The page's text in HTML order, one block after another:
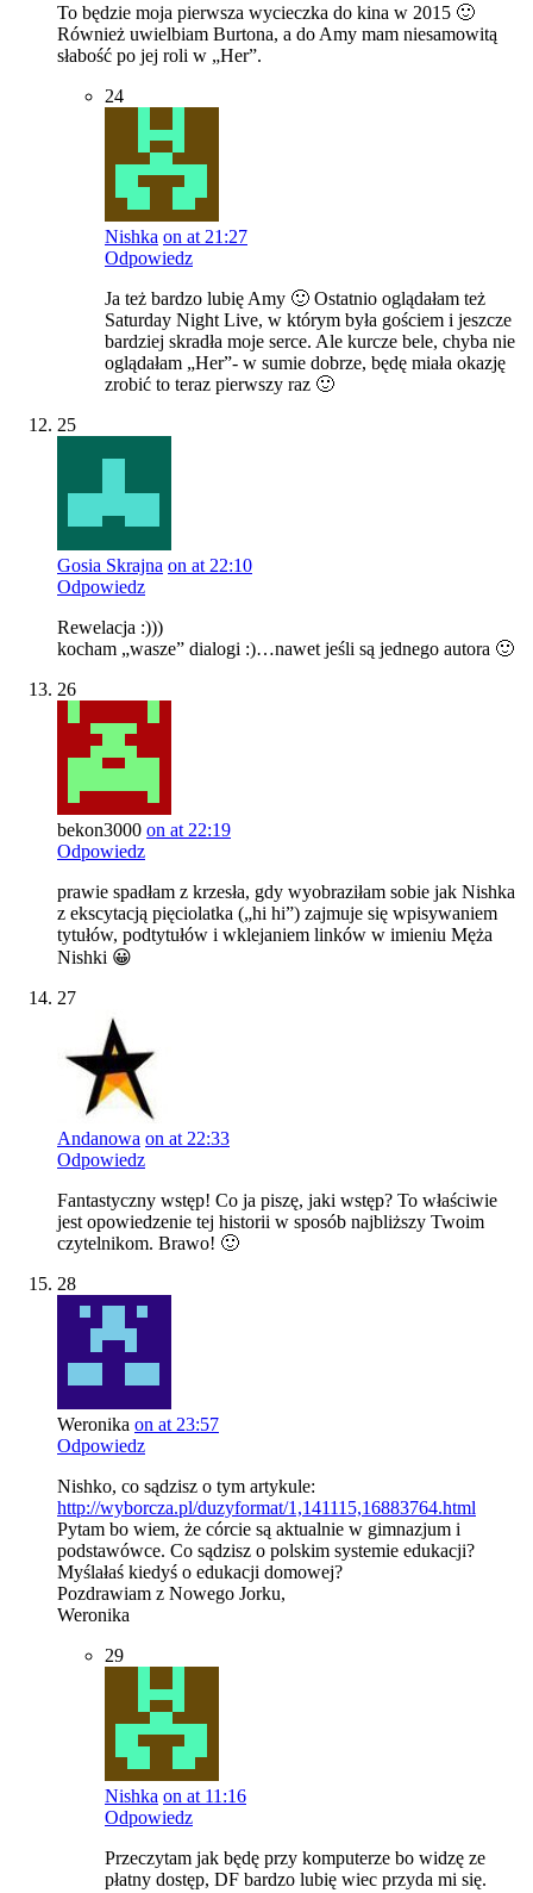
To będzie moja pierwsza wycieczka do kina w 2015 🙂
Również uwielbiam Burtona, a do Amy mam niesamowitą
słabość po jej roli w „Her”.
24
Nishka on at 21:27
Odpowiedz
Ja też bardzo lubię Amy 🙂 Ostatnio oglądałam też
Saturday Night Live, w którym była gościem i jeszcze
bardziej skradła moje serce. Ale kurcze bele, chyba nie
oglądałam „Her”- w sumie dobrze, będę miała okazję
zrobić to teraz pierwszy raz 🙂
25
Gosia Skrajna on at 22:10
Odpowiedz
Rewelacja :)))
kocham „wasze” dialogi :)…nawet jeśli są jednego autora 🙂
26
bekon3000 on at 22:19
Odpowiedz
prawie spadłam z krzesła, gdy wyobraziłam sobie jak Nishka
z ekscytacją pięciolatka („hi hi”) zajmuje się wpisywaniem
tytułów, podtytułów i wklejaniem linków w imieniu Męża
Nishki 😀
27
Andanowa on at 22:33
Odpowiedz
Fantastyczny wstęp! Co ja piszę, jaki wstęp? To właściwie
jest opowiedzenie tej historii w sposób najbliższy Twoim
czytelnikom. Brawo! 🙂
28
Weronika on at 23:57
Odpowiedz
Nishko, co sądzisz o tym artykule:
http://wyborcza.pl/duzyformat/1,141115,16883764.html
Pytam bo wiem, że córcie są aktualnie w gimnazjum i
podstawówce. Co sądzisz o polskim systemie edukacji?
Myślałaś kiedyś o edukacji domowej?
Pozdrawiam z Nowego Jorku,
Weronika
29
Nishka on at 11:16
Odpowiedz
Przeczytam jak będę przy komputerze bo widzę ze
płatny dostęp, DF bardzo lubię wiec przyda mi się.